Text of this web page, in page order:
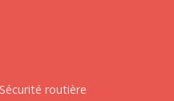
routière